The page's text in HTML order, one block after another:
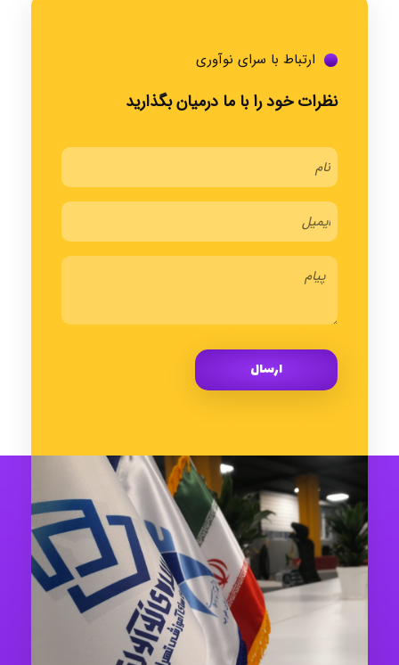
ارتباط با سرای نوآوری
نظرات خود را با ما درمیان بگذارید